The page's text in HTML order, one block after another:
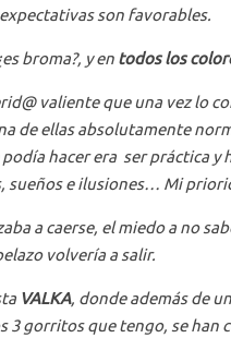
son favorables.
broma?, y en todos los
valiente que una vez
de ellas absolutamente
hacer era ser práctica
e ilusiones… Mi
a caerse, el miedo a no
volvería a salir.
VALKA, donde además de
gorritos que tengo, se